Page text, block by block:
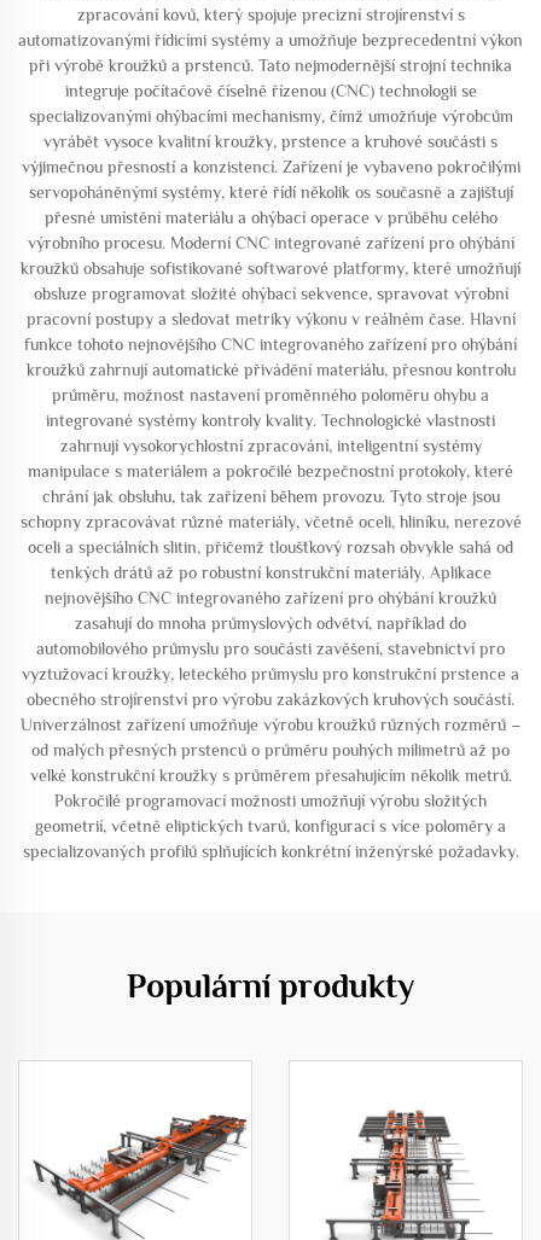
zpracování kovů, který spojuje precizní strojírenství s
automatizovanými řídicími systémy a umožňuje bezprecedentní výkon
při výrobě kroužků a prstenců. Tato nejmodernější strojní technika
integruje počítačově číselně řízenou (CNC) technologii se
specializovanými ohýbacími mechanismy, čímž umožňuje výrobcům
vyrábět vysoce kvalitní kroužky, prstence a kruhové součásti s
výjimečnou přesností a konzistencí. Zařízení je vybaveno pokročilými
servopoháněnými systémy, které řídí několik os současně a zajišťují
přesné umístění materiálu a ohýbací operace v průběhu celého
výrobního procesu. Moderní CNC integrované zařízení pro ohýbání
kroužků obsahuje sofistikované softwarové platformy, které umožňují
obsluze programovat složité ohýbací sekvence, spravovat výrobní
pracovní postupy a sledovat metriky výkonu v reálném čase. Hlavní
funkce tohoto nejnovějšího CNC integrovaného zařízení pro ohýbání
kroužků zahrnují automatické přivádění materiálu, přesnou kontrolu
průměru, možnost nastavení proměnného poloměru ohybu a
integrované systémy kontroly kvality. Technologické vlastnosti
zahrnují vysokorychlostní zpracování, inteligentní systémy
manipulace s materiálem a pokročilé bezpečnostní protokoly, které
chrání jak obsluhu, tak zařízení během provozu. Tyto stroje jsou
schopny zpracovávat různé materiály, včetně oceli, hliníku, nerezové
oceli a speciálních slitin, přičemž tloušťkový rozsah obvykle sahá od
tenkých drátů až po robustní konstrukční materiály. Aplikace
nejnovějšího CNC integrovaného zařízení pro ohýbání kroužků
zasahují do mnoha průmyslových odvětví, například do
automobilového průmyslu pro součásti zavěšení, stavebnictví pro
vyztužovací kroužky, leteckého průmyslu pro konstrukční prstence a
obecného strojírenství pro výrobu zakázkových kruhových součástí.
Univerzálnost zařízení umožňuje výrobu kroužků různých rozměrů –
od malých přesných prstenců o průměru pouhých milimetrů až po
velké konstrukční kroužky s průměrem přesahujícím několik metrů.
Pokročilé programovací možnosti umožňují výrobu složitých
geometrií, včetně eliptických tvarů, konfigurací s více poloměry a
specializovaných profilů splňujících konkrétní inženýrské požadavky.
Populární produkty